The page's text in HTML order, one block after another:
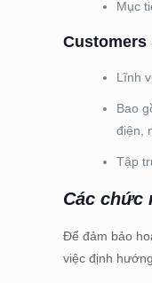
Mục
Customers
Lĩnh
Bao
điện,
Tập
Các chức
Để đảm bảo
việc định